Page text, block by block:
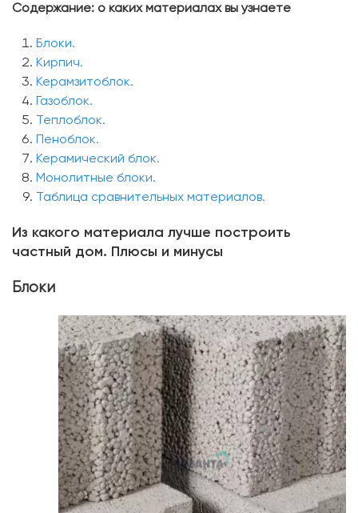
Содержание: о каких материалах вы узнаете
Блоки.
Кирпич.
Керамзитоблок.
Газоблок.
Теплоблок.
Пеноблок.
Керамический блок.
Монолитные блоки.
Таблица сравнительных материалов.
Из какого материала лучше построить
частный дом. Плюсы и минусы
Блоки